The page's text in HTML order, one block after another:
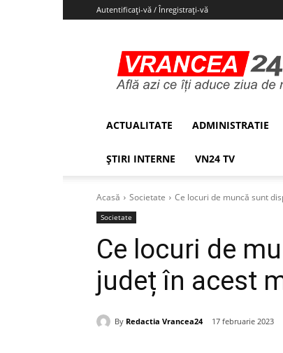
Autentificați-vă / Înregistrați-vă
ACTUALITATE ADMINISTRATIE
ȘTIRI INTERNE VN24 TV
Acasă Societate Ce locuri de muncă sunt
Societate
Ce locuri de
județ în acest
By Redactia Vrancea24 17 februarie 2023